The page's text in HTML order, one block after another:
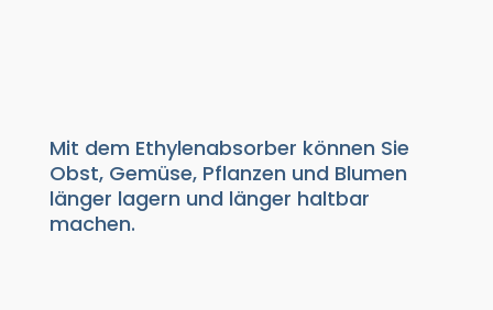
Mit dem Ethylenabsorber können Sie
Obst, Gemüse, Pflanzen und Blumen
länger lagern und länger haltbar
machen.